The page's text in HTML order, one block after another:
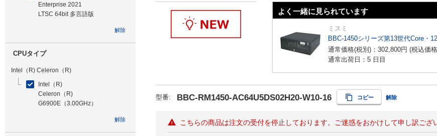
Enterprise 2021
LTSC 64bit 多言語版
解除
CPUタイプ
Intel（R) Celeron（R)
Intel（R)
Celeron（R)
G6900E（3.00GHz）
解除
よく一緒に見られています
ミスミ
BBC-1450シリーズ第13世代Core・
通常価格(税別)： 302,800円 (税込価格
通常出荷日：5 日目
型番: BBC-RM1450-AC64U5DS02H20-W10-16 コピー 解除
こちらの商品は注文の受付を停止しております。ご迷惑をおかけして申し訳ござ